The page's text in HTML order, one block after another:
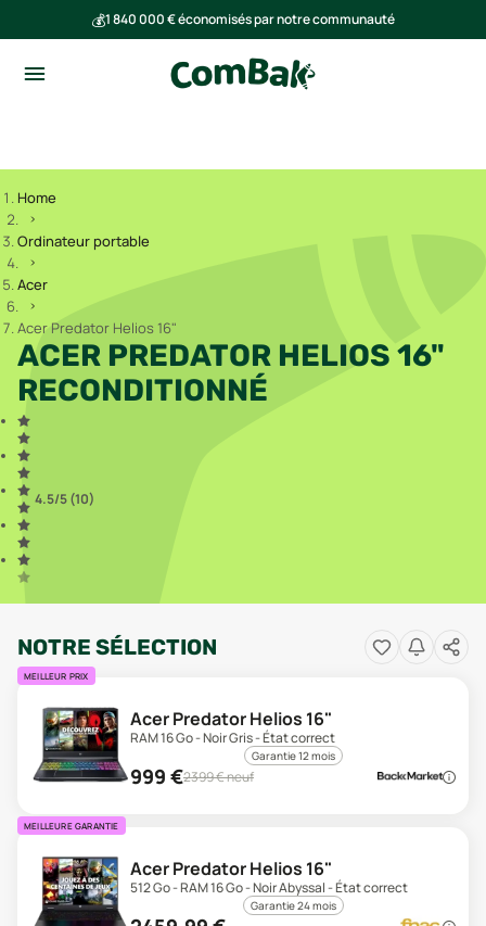
💰1 840 000 € économisés par notre communauté
Home
Ordinateur portable
Acer
Acer Predator Helios 16"
ACER PREDATOR HELIOS 16"
RECONDITIONNÉ
4.5/5 (10)
NOTRE SÉLECTION
MEILLEUR PRIX
Acer Predator Helios 16"
RAM 16 Go - Noir Gris - État correct
Garantie 12 mois
999 €2399€ neuf
MEILLEURE GARANTIE
Acer Predator Helios 16"
512 Go - RAM 16 Go - Noir Abyssal - État correct
Garantie 24 mois